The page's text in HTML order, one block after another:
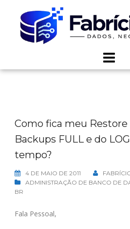
content
Como fica meu
Backups FULL e do
tempo?
4 DE MAIO DE 2011
ADMINISTRAÇÃO DE BANCO DE
BR
Fala Pessoal,